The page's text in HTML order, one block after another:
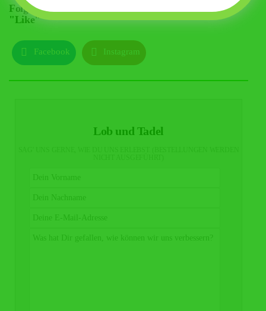
Folge unseren Beiträgen und gib uns gerne Deinen
"Like"
Facebook Instagram
Lob und Tadel